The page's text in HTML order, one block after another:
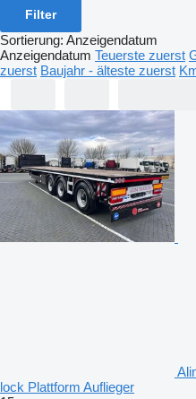
Filter
Sortierung: Anzeigendatum
Anzeigendatum Teuerste zuerst
zuerst Baujahr - älteste zuerst
lock Plattform Auflieger